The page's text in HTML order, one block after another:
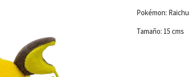
Pokémon: Raichu
Tamaño: 15 cms